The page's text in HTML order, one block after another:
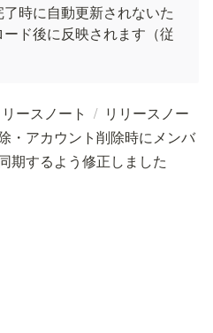
時に自動更新されないた
ド後に反映されます（従
リースノート / リリースノー
・アカウント削除時にメンバ
期するよう修正しました